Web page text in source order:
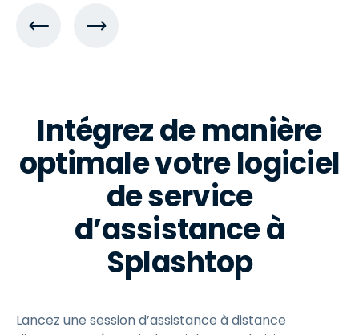
Intégrez de manière
optimale votre logiciel
de service
d’assistance à
Splashtop
Lancez une session d’assistance à distance